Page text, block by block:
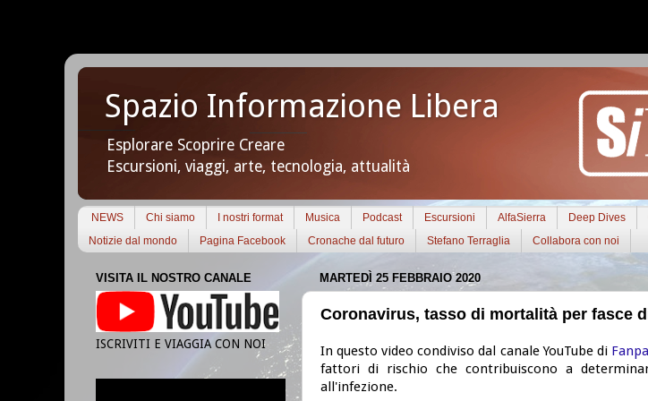
Spazio Informazione Libera
Esplorare Scoprire Creare
Escursioni, viaggi, arte, tecnologia, attualità
NEWS Chi siamo I nostri format Musica Podcast Escursioni AlfaSierra Deep Dives
Notizie dal mondo
Pagina Facebook Cronache dal futuro Stefano Terraglia Collabora con noi
MARTEDÌ 25 FEBBRAIO 2020
Coronavirus, tasso di mortalità per fasce
In questo video condiviso dal canale YouTube di
fattori di rischio che contribuiscono a
all'infezione.
VISITA IL NOSTRO CANALE
ISCRIVITI E VIAGGIA CON NOI